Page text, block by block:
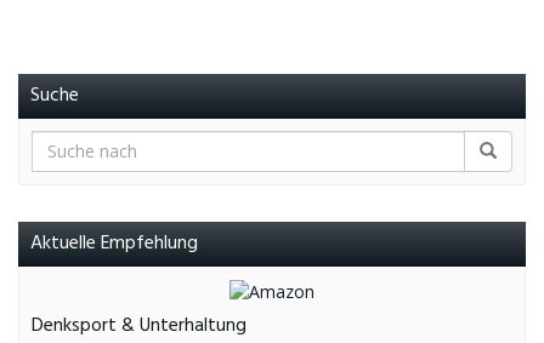
Suche
Aktuelle Empfehlung
Denksport & Unterhaltung